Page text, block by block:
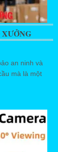
an ninh và
mà là một